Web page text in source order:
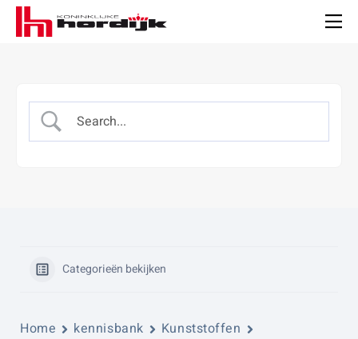
Koninklijke
Hordijk
Categorieën bekijken
Home kennisbank
Kunststoffen